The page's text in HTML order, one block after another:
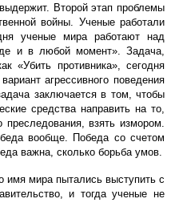
Второй этап проблемы
войны. Ученые работали
ученые мира работают над
и в любой момент». Задача,
«Убить противника», сегодня
агрессивного поведения
заключается в том, чтобы
средства направить на то,
преследования, взять измором.
вообще. Победа со счетом
важна, сколько борьба умов.
имя мира пытались выступить с
и тогда ученые не